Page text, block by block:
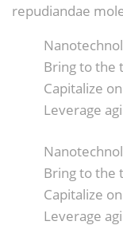
repudiandae
Bring to the
Capitalize
Leverage
Bring to the
Capitalize
Leverage